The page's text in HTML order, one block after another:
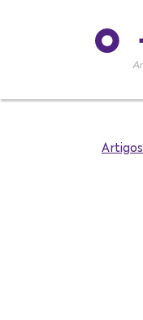
Artigos